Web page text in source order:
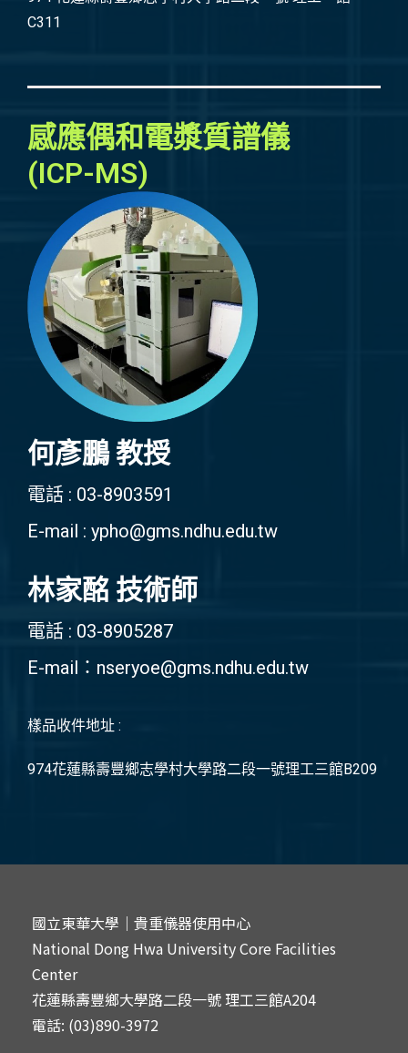
C311
感應偶和電漿質譜儀
(ICP-MS)
何彥鵬 教授
電話 : 03-8903591
E-mail : ypho@gms.ndhu.edu.tw
林家酩 技術師
電話 : 03-8905287
E-mail： nseryoe@gms.ndhu.edu.tw
樣品收件地址 :
974花蓮縣壽豐鄉志學村大學路二段一號理工三館B209
國立東華大學｜貴重儀器使用中心
National Dong Hwa University Core Facilities
Center
花蓮縣壽豐鄉大學路二段一號 理工三館A204
電話: (03)890-3972